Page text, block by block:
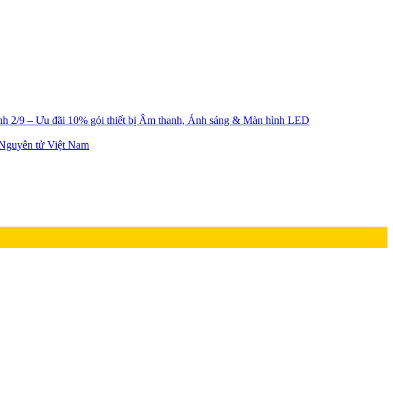
2/9 – Ưu đãi 10% gói thiết bị Âm thanh, Ánh sáng & Màn hình LED
tử Việt Nam